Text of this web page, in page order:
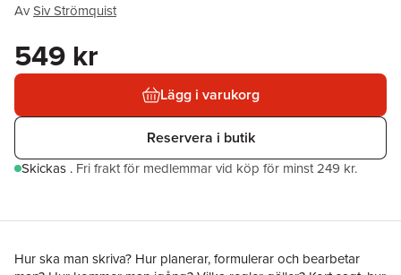
AvSiv Strömquist
549 kr
Lägg i varukorg
Reservera i butik
Skickas . Fri frakt för medlemmar vid köp för minst 249 kr.
Hur ska man skriva? Hur planerar, formulerar och bearbetar